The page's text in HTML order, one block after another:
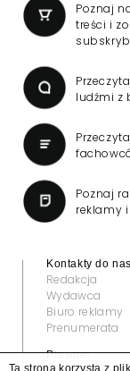
Poznaj
treści i
ludźmi z
Poznaj
reklamy
Kontakty do nas
Redakcja
Wydawca
Biuro reklamy
Prenumerata
Prawne:
Ta strona korzysta z